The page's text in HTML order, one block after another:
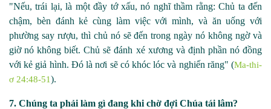
"Nếu, trái lại, là một đầy tớ xấu, nó nghĩ thầm rằng: Chủ ta đến
chậm, bèn đánh kẻ cùng làm việc với mình, và ăn uống với
phường say rượu, thì chủ nó sẽ đến trong ngày nó không ngờ và
giờ nó không biết. Chủ sẽ đánh xé xương và định phần nó đồng
với kẻ giả hình. Đó là nơi sẽ có khóc lóc và nghiến răng" (Ma-thi-
ơ 24:48-51).
7. Chúng ta phải làm gì đang khi chờ đợi Chúa tái lâm?